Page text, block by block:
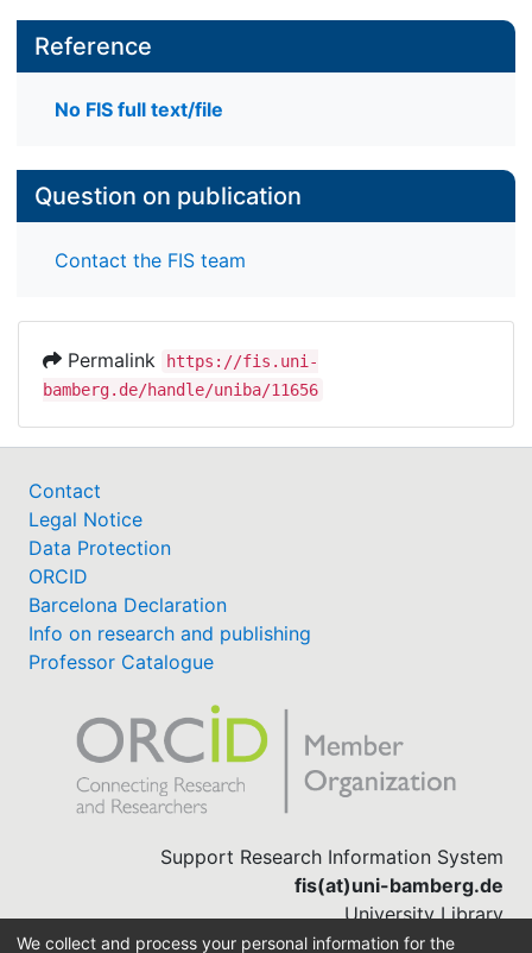
Reference
No FIS full text/file
Question on publication
Contact the FIS team
Permalink
https://fis.uni-
bamberg.de/handle/uniba/11656
Contact
Legal Notice
Data Protection
ORCID
Barcelona Declaration
Info on research and publishing
Professor Catalogue
Support Research Information System
fis(at)uni-bamberg.de
University Library
(0951) 863-1568
We collect and process your personal information for the